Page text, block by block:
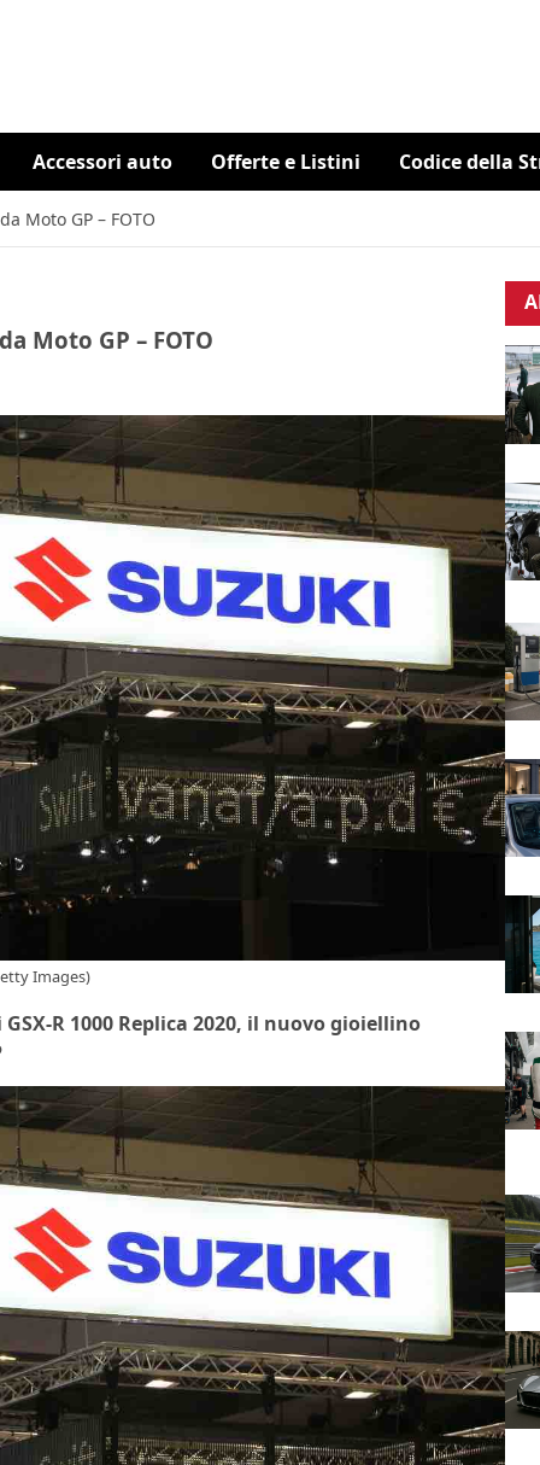
Accessori auto Offerte e Listini Codice della
Moto GP – FOTO
Moto GP – FOTO
Images)
R 1000 Replica 2020, il nuovo gioiellino